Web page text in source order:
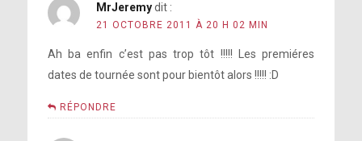
MrJeremy dit :
21 OCTOBRE 2011 À 20 H 02 MIN
Ah ba enfin c’est pas trop tôt !!!!! Les premiéres
dates de tournée sont pour bientôt alors !!!!! :D
RÉPONDRE